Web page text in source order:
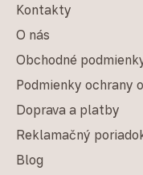
Kontakty
O nás
Obchodné
Podmienky ochrany
Doprava a platby
Reklamačný
Blog